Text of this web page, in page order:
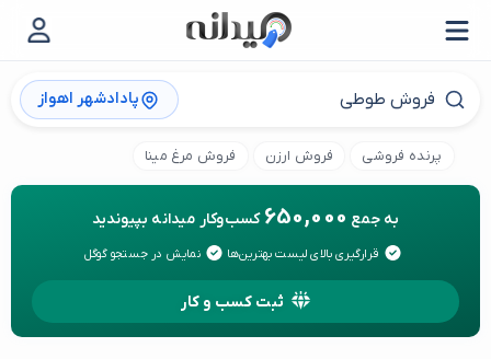
پادادشهر اهواز
پرنده فروشی فروش ارزن فروش مرغ مینا
به جمع 650,000 کسب‌وکار میدانه بپیوندید
قرارگیری بالای لیست بهترین‌ها نمایش در جستجو گوگل
ثبت کسب و کار